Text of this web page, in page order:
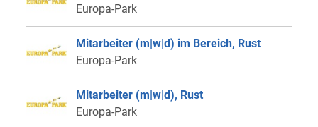
Europa-Park
Mitarbeiter (m|w|d) im Bereich, Rust
Europa-Park
Mitarbeiter (m|w|d), Rust
Europa-Park